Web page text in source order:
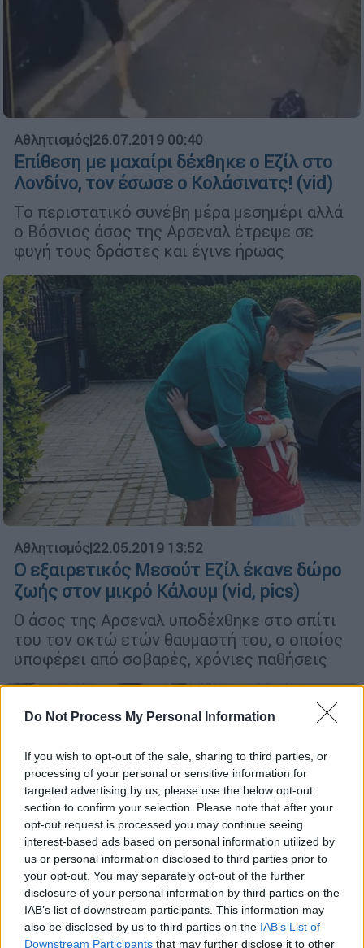
Do Not Process My Personal Information
If you wish to opt-out of the sale, sharing to third parties, or
processing of your personal or sensitive information for
targeted advertising by us, please use the below opt-out
section to confirm your selection. Please note that after your
opt-out request is processed you may continue seeing
interest-based ads based on personal information utilized by
us or personal information disclosed to third parties prior to
your opt-out. You may separately opt-out of the further
disclosure of your personal information by third parties on the
IAB’s list of downstream participants. This information may
also be disclosed by us to third parties on the IAB’s List of
Downstream Participants that may further disclose it to other
Αθλητισμός|26.07.2019 00:40
Επίθεση με μαχαίρι δέχθηκε ο Εζίλ στο
Λονδίνο, τον έσωσε ο Κολάσινατς! (vid)
Το περιστατικό συνέβη μέρα μεσημέρι αλλά
ο Βόσνιος άσος της Αρσεναλ έτρεψε σε
φυγή τους δράστες και έγινε ήρωας
Αθλητισμός|22.05.2019 13:52
Ο εξαιρετικός Μεσούτ Εζίλ έκανε δώρο
ζωής στον μικρό Κάλουμ (vid, pics)
Ο άσος της Αρσεναλ υποδέχθηκε στο σπίτι
του τον οκτώ ετών θαυμαστή του, ο οποίος
υποφέρει από σοβαρές, χρόνιες παθήσεις
Αθλητισμός|28.04.2019 09:51
Ο Youtuber που «ξεγύμνωσε» Μέσι,